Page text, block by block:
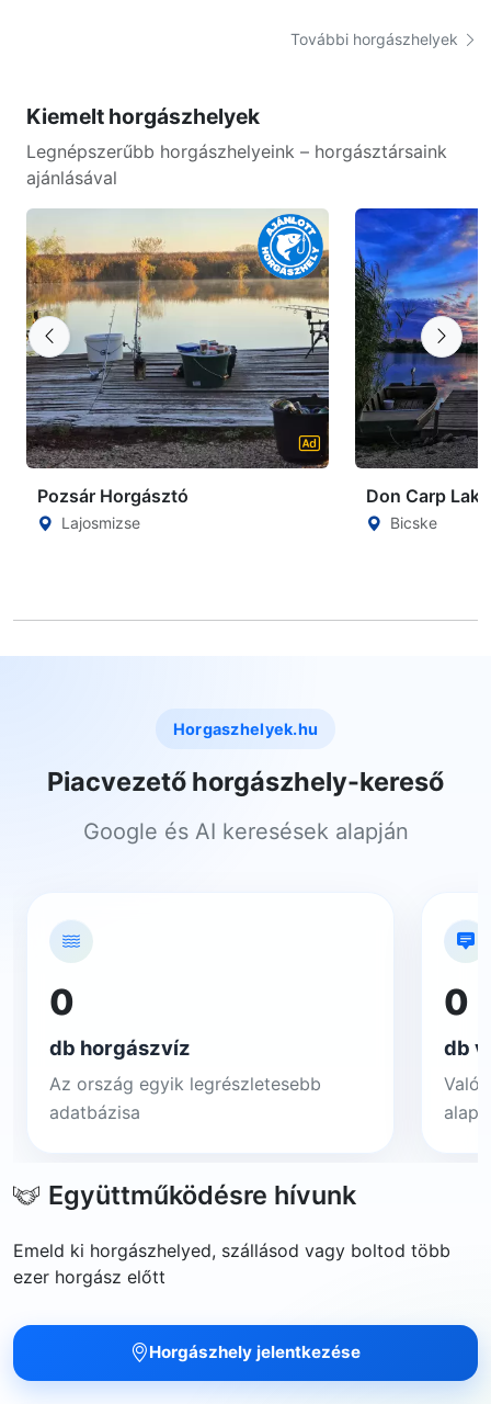
További horgászhelyek
Kiemelt horgászhelyek
Legnépszerűbb horgászhelyeink – horgásztársaink
ajánlásával
Pozsár Horgásztó
Lajosmizse
Don Carp Lake
Bicske
Horgaszhelyek.hu
Piacvezető horgászhely-kereső
Google és AI keresések alapján
0
db horgászvíz
Az ország egyik legrészletesebb
adatbázisa
0
db
Együttműködésre hívunk
Emeld ki horgászhelyed, szállásod vagy boltod több
ezer horgász előtt
Horgászhely jelentkezése